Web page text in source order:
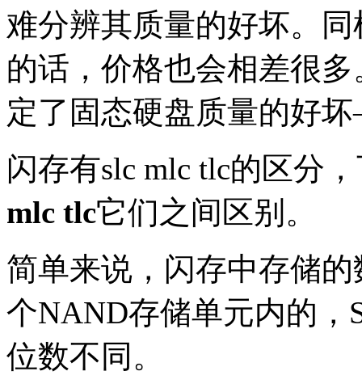
难分辨其质量的好坏。
的话，价格也会相差很
定了固态硬盘质量的好
闪存有slc mlc tlc的区分
mlc tlc它们之间区别。
简单来说，闪存中存储
个NAND存储单元内的
位数不同。